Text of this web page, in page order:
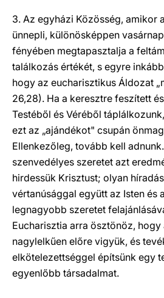
3. Az egyházi Közösség, amikor
ünnepli, különösképpen
fényében megtapasztalja a
találkozás értékét, s egyre
hogy az eucharisztikus Áldozat
26,28). Ha a keresztre feszített
Testéből és Véréből
ezt az „ajándékot" csupán
Ellenkezőleg, tovább kell
szenvedélyes szeretet azt
hirdessük Krisztust; olyan
vértanúsággal együtt az Isten és
legnagyobb szeretet
Eucharisztia arra ösztönöz,
nagylelkűen előre vigyük, és
elkötelezettséggel építsünk egy
egyenlőbb társadalmat.